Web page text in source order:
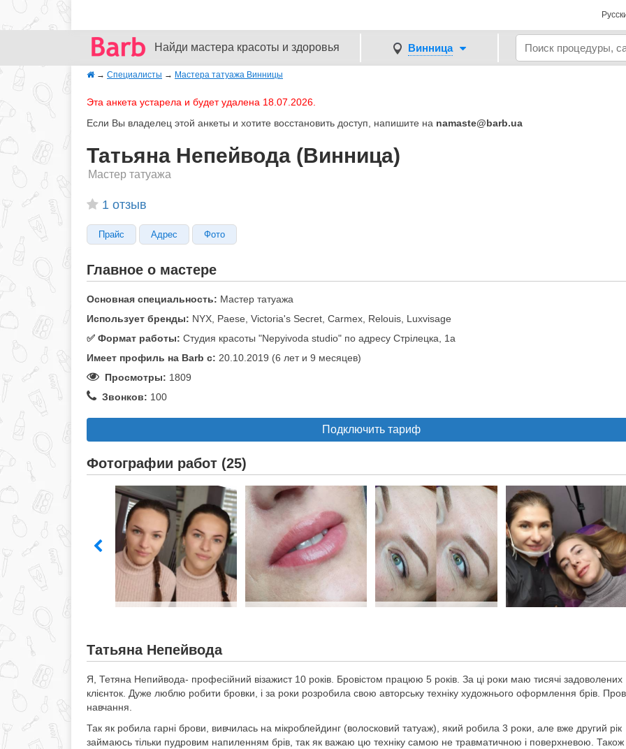
Найди мастера красоты и здоровья Винница
→ Специалисты → Мастера татуажа Винницы
Эта анкета устарела и будет удалена 18.07.2026.
Если Вы владелец этой анкеты и хотите восстановить доступ, напишите на namaste@barb.ua
Татьяна Непейвода (Винница)
Мастер татуажа
1 отзыв
Прайс Адрес Фото
Главное о мастере
Основная специальность: Мастер татуажа
Использует бренды: NYX, Paese, Victoria's Secret, Carmex, Relouis, Luxvisage
✅️ Формат работы: Студия красоты "Nepyivoda studio" по адресу Стрілецка, 1а
Имеет профиль на Barb c: 20.10.2019 (6 лет и 9 месяцев)
Просмотры: 1809
Звонков: 100
Подключить тариф
Фотографии работ (25)
Татьяна Непейвода
Я, Тетяна Непийвода- професійний візажист 10 років. Бровістом працюю 5 років. За ці роки маю тисячі задоволених
клієнток. Дуже люблю робити бровки, і за роки розробила свою авторську техніку художнього оформлення брів.
навчання.
Так як робила гарні брови, вивчилась на мікроблейдинг (волосковий татуаж), який робила 3 роки, але вже другий рік
займаюсь тільки пудровим напиленням брів, так як важаю цю техніку самою не травматичною і поверхневою. Також